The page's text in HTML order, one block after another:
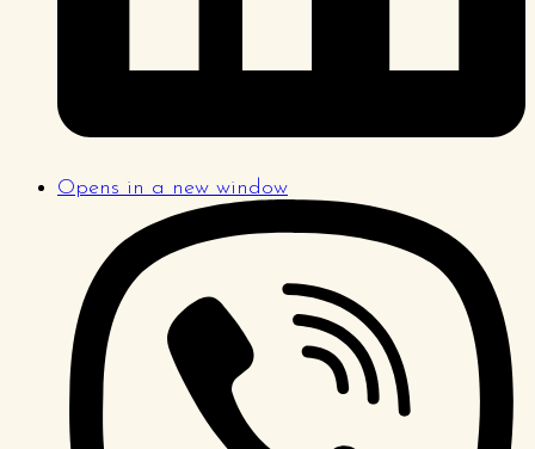
Opens in a new window